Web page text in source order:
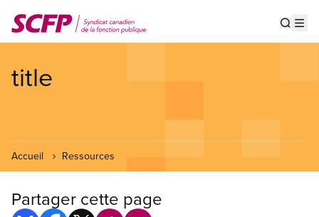
au
contenu
title
Accueil Ressources
Partager cette page